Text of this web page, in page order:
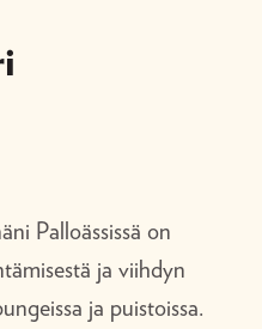
Palloässissä on
ja viihdyn
ja puistoissa.